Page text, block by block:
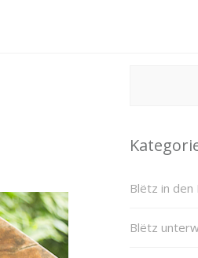
Blëtz in den
Blëtz